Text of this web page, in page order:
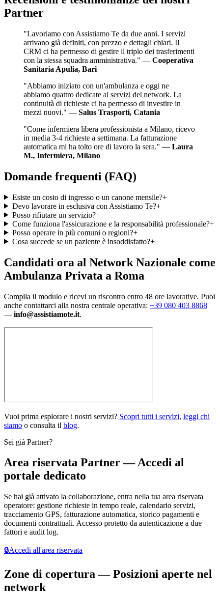
Partner
"Lavoriamo con Assistiamo Te da due anni. I servizi
arrivano già definiti, con prezzo e dettagli chiari. Il
CRM ci ha permesso di gestire il triplo dei trasferimenti
con la stessa squadra amministrativa." — Cooperativa
Sanitaria Apulia, Bari
"Abbiamo iniziato con un'ambulanza e oggi ne
abbiamo quattro dedicate ai servizi del network. La
continuità di richieste ci ha permesso di investire in
mezzi nuovi." — Salus Trasporti, Catania
"Come infermiera libera professionista a Milano, ricevo
in media 3-4 richieste a settimana. La fatturazione
automatica mi ha tolto ore di lavoro la sera." — Laura
M., Infermiera, Milano
Domande frequenti (FAQ)
Esiste un costo di ingresso o un canone mensile?+
Devo lavorare in esclusiva con Assistiamo Te?+
Posso rifiutare un servizio?+
Come funziona l'assicurazione e la responsabilità professionale?+
Posso operare in più comuni o regioni?+
Cosa succede se un paziente è insoddisfatto?+
Candidati ora al Network Nazionale come
Ambulanza Privata a Roma
Compila il modulo e ricevi un riscontro entro 48 ore lavorative. Puoi
anche contattarci alla nostra centrale operativa: +39 080 403 8868
— info@assistiamote.it.
Vuoi prima esplorare i nostri servizi? Scopri tutti i servizi, leggi chi
siamo o consulta il blog.
Sei già Partner?
Area riservata Partner — Accedi al
portale dedicato
Se hai già attivato la collaborazione, entra nella tua area riservata
operatore: gestione richieste in tempo reale, calendario servizi,
tracciamento GPS, fatturazione automatica, storico pagamenti e
documenti contrattuali. Accesso protetto da autenticazione a due
fattori e audit log.
🔒Accedi all'area riservata
Zone di copertura — Posizioni aperte nel
network